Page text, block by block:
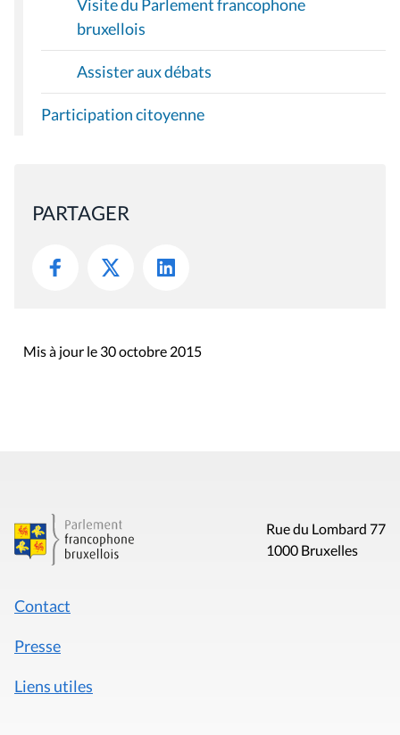
Visite du Parlement francophone
bruxellois
Assister aux débats
Participation citoyenne
PARTAGER
Mis à jour le 30 octobre 2015
Rue du Lombard 77
1000 Bruxelles
Contact
Presse
Liens utiles